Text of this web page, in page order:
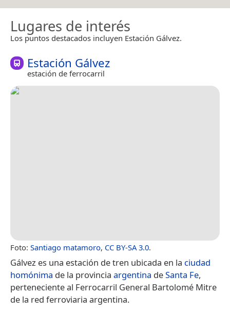
Lugares de interés
Los puntos destacados incluyen Estación Gálvez.
Estación Gálvez
estación de ferrocarril
Foto: Santiago matamoro, CC BY-SA 3.0.
Gálvez es una estación de tren ubicada en la ciudad
homónima de la provincia argentina deSanta Fe,
perteneciente al Ferrocarril General Bartolomé Mitre
de la red ferroviaria argentina.